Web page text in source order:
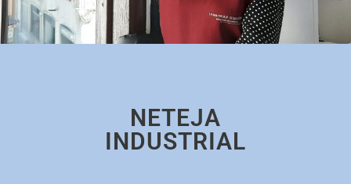
NETEJA
INDUSTRIAL​